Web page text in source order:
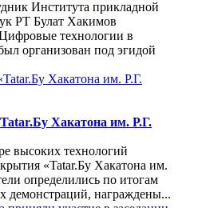
Института прикладной
РТ Булат Хакимов
технологии в
организован под эгидой
Хакатона им. Р.Г.
высоких технологий
«Tatar.Бу Хакатона им.
определились по итогам
демонстраций, награждены...